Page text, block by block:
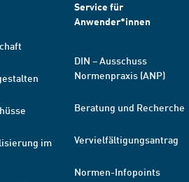
im
Service für
Anwender*innen
DIN – Ausschuss
Normenpraxis (ANP)
Beratung und Recherche
Vervielfältigungsantrag
Normen-Infopoints